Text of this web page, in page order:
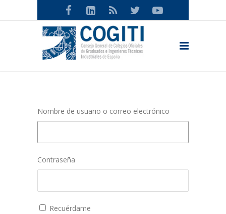
Nombre de usuario o correo electrónico
Contraseña
Recuérdame